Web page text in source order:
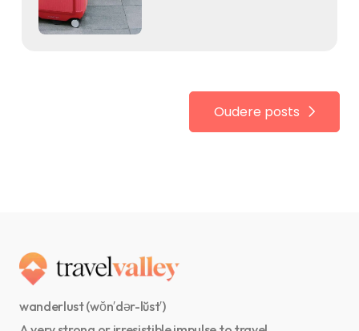
Oudere posts
wanderlust (wŏn′dər-lŭst′)